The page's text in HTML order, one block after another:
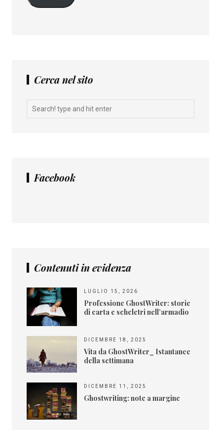
Cerca nel sito
Facebook
Contenuti in evidenza
LUGLIO 15, 2026
Professione GhostWriter: storie
di carta e scheletri nell’armadio
DICEMBRE 18, 2025
Vita da GhostWriter_ Istantanee
della settimana
DICEMBRE 11, 2025
Ghostwriting: note a margine